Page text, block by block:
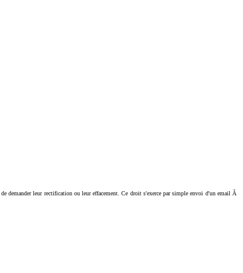
leur rectification ou leur effacement. Ce droit s'exerce par simple envoi d'un email Ã